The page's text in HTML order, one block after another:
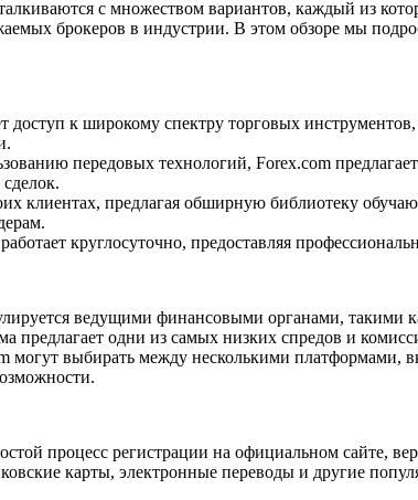
брокеров в индустрии. В этом обзоре мы
доступ к широкому спектру торговых
передовых технологий, Forex.com
клиентах, предлагая обширную библиотеку
круглосуточно, предоставляя
ведущими финансовыми органами,
предлагает одни из самых низких спредов и
могут выбирать между несколькими платформами,
процесс регистрации на официальном сайте,
карты, электронные переводы и другие